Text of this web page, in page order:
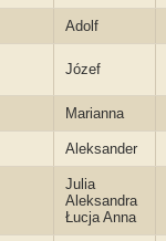
Adolf
Józef
Marianna
Aleksander
Julia
Aleksandra
Łucja Anna